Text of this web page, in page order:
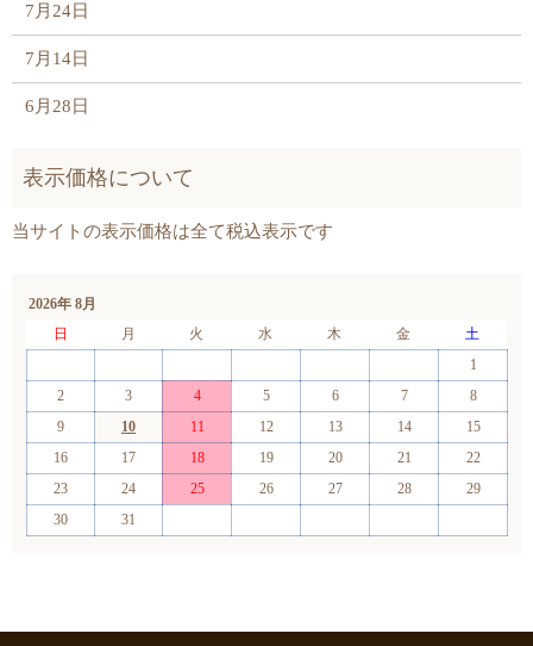
7月24日
7月14日
6月28日
2026年 8月
日
月 火 水 木 金
土
1
2
3 4 5 6 7
8
9
10 11 12 13 14
15
16
17 18 19 20 21
22
23
24 25 26 27 28
29
30
31